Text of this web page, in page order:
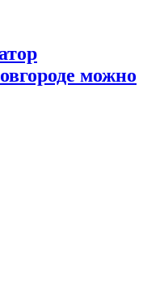
можно